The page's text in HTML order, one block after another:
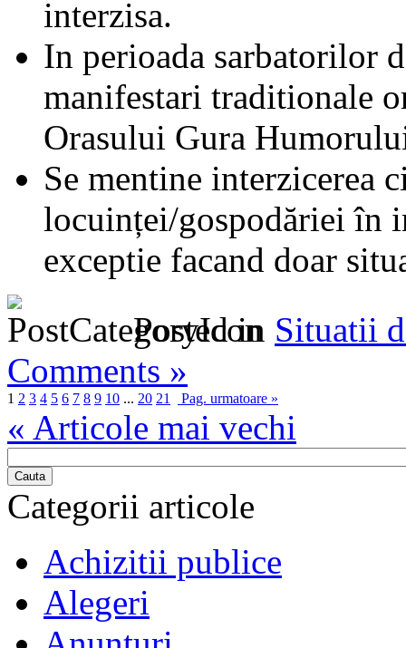
interzisa.
In perioada sarbatorilor
manifestari traditionale
Orasului Gura
Se mentine interzicerea
locuinței/gospodăriei în
exceptie facand doar
Posted in Situatii
Comments »
1 2 3 4 5 6 7 8 9 10 ... 20 21 Pag. urmatoare »
« Articole mai vechi
Cauta
Categorii articole
Achizitii publice
Alegeri